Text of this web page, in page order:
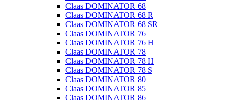
Claas DOMINATOR 68
Claas DOMINATOR 68 R
Claas DOMINATOR 68 SR
Claas DOMINATOR 76
Claas DOMINATOR 76 H
Claas DOMINATOR 78
Claas DOMINATOR 78 H
Claas DOMINATOR 78 S
Claas DOMINATOR 80
Claas DOMINATOR 85
Claas DOMINATOR 86